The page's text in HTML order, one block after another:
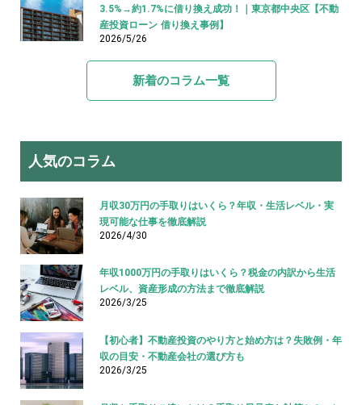
3.5%→約1.7%に借り換え成功！｜東京都中央区【不動
産投資ローン 借り換え事例】
2026/5/26
新着のコラム一覧
人気のコラム
月収30万円の手取りはいくら？年収・生活レベル・実
現可能な仕事を徹底解説
2026/4/30
年収1000万円の手取りはいくら？税金の内訳から生活
レベル、資産形成の方法まで徹底解説
2026/3/25
【初心者】不動産投資のやり方と始め方は？失敗例・年
収の目安・不動産会社の選び方も
2026/3/25